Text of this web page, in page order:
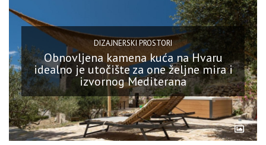
DIZAJNERSKI PROSTORI
Obnovljena kamena kuća na Hvaru
idealno je utočište za one željne mira i
izvornog Mediterana